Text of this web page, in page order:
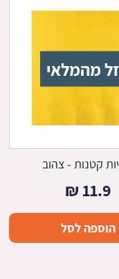
מהמלאי
קטנות - צהוב
11.9
₪
הוספה לסל